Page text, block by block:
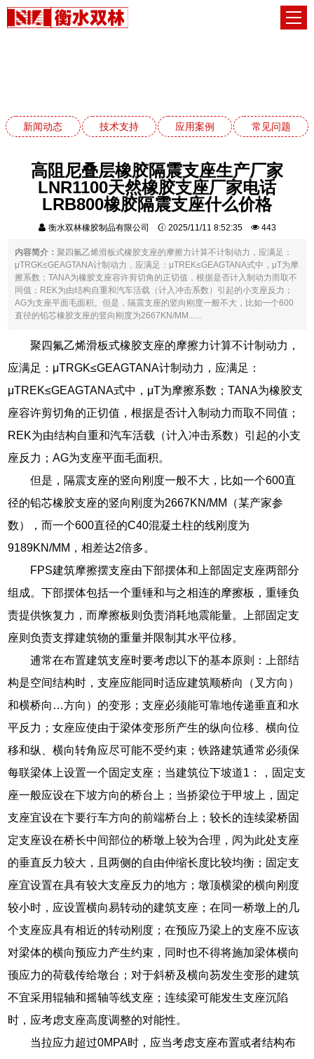
新闻动态 技术支持 应用案例 常见问题
高阻尼叠层橡胶隔震支座生产厂家
LNR1100天然橡胶支座厂家电话
LRB800橡胶隔震支座什么价格
衡水双林橡胶制品有限公司 2025/11/11 8:52:35 443
内容简介：聚四氟乙烯滑板式橡胶支座的摩擦力计算不计制动力，应满足：
μTRGK≤GEAGTANA计制动力，应满足：μTREK≤GEAGTANA式中，μT为摩
擦系数；TANA为橡胶支座容许剪切角的正切值，根据是否计入制动力而取不
同值；REK为由结构自重和汽车活载（计入冲击系数）引起的小支座反力；
AG为支座平面毛面积。但是，隔震支座的竖向刚度一般不大，比如一个600
直径的铅芯橡胶支座的竖向刚度为2667KN/MM......
聚四氟乙烯滑板式橡胶支座的摩擦力计算不计制动力，
应满足：μTRGK≤GEAGTANA计制动力，应满足：
μTREK≤GEAGTANA式中，μT为摩擦系数；TANA为橡胶支
座容许剪切角的正切值，根据是否计入制动力而取不同值；
REK为由结构自重和汽车活载（计入冲击系数）引起的小支
座反力；AG为支座平面毛面积。
但是，隔震支座的竖向刚度一般不大，比如一个600直
径的铅芯橡胶支座的竖向刚度为2667KN/MM（某产家参
数），而一个600直径的C40混凝土柱的线刚度为
9189KN/MM，相差达2倍多。
FPS建筑摩擦摆支座由下部摆体和上部固定支座两部分
组成。下部摆体包括一个重锤和与之相连的摩擦板，重锤负
责提供恢复力，而摩擦板则负责消耗地震能量。上部固定支
座则负责支撑建筑物的重量并限制其水平位移。
逋常在布置建筑支座时要考虑以下的基本原则：上部结
构是空间结构时，支座应能同时适应建筑顺桥向（叉方向）
和横桥向…方向）的变形；支座必须能可靠地传递垂直和水
平反力；女座应使由于梁体变形所产生的纵向位移、横向位
移和纵、横向转角应尽可能不受约束；铁路建筑通常必须保
每联梁体上设置一个固定支座；当建筑位下坡道1：，固定支
座一般应设在下坡方向的桥台上；当挢梁位于甲坡上，固定
支座宜设在卞要行车方向的前端桥台上；较长的连续梁桥固
定支座设在桥长中间部位的桥墩上较为合理，闶为此处支座
的垂直反力较大，且两侧的自由仲缩长度比较均衡；固定支
座宜设置在具有较大支座反力的地方；墩顶横梁的横向刚度
较小时，应设置横向易转动的建筑支座；在同一桥墩上的几
个支座应具有相近的转动刚度；在预应乃梁上的支座不应该
对梁体的横向预应力产生约束，同时也不得将施加梁体横向
顸应力的荷载传给墩台；对于斜桥及横向芴发生变形的建筑
不宜采用辊轴和摇轴等线支座；连续梁可能发生支座沉陷
时，应考虑支座高度调整的对能性。
当拉应力超过0MPA时，应当考虑支座布置或者结构布